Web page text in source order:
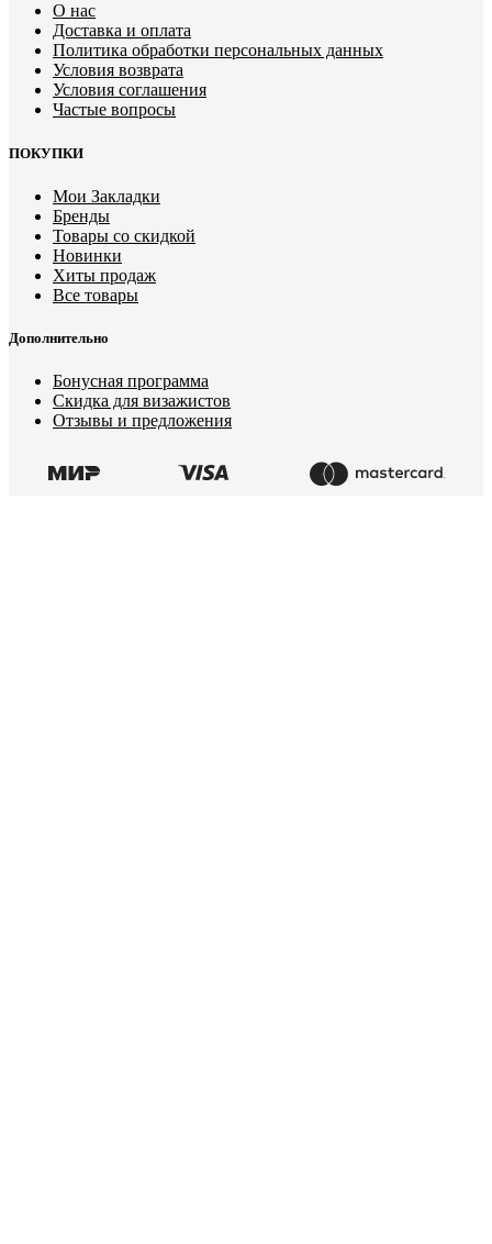
О нас
Доставка и оплата
Политика обработки персональных данных
Условия возврата
Условия соглашения
Частые вопросы
ПОКУПКИ
Мои Закладки
Бренды
Товары со скидкой
Новинки
Хиты продаж
Все товары
Дополнительно
Бонусная программа
Скидка для визажистов
Отзывы и предложения